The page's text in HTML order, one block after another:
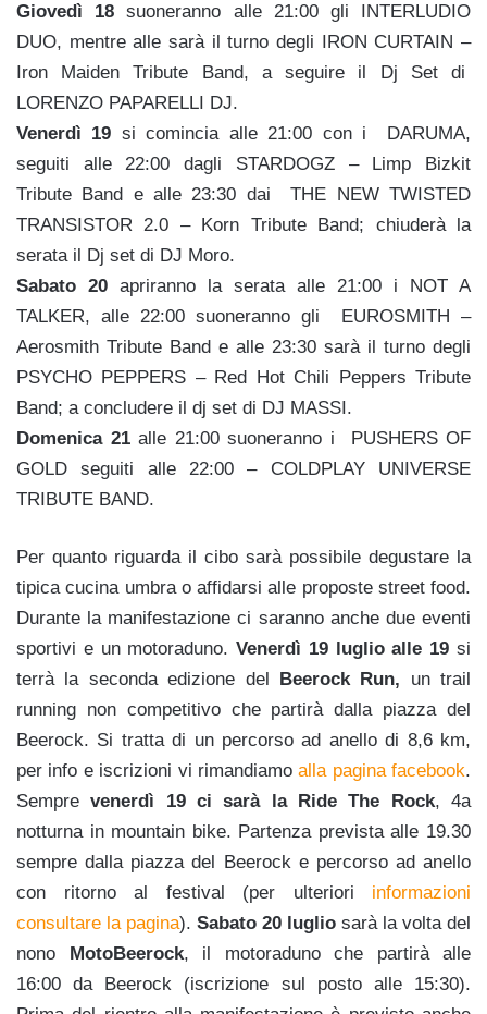
Giovedì 18 suoneranno alle 21:00 gli INTERLUDIO
DUO, mentre alle sarà il turno degli IRON CURTAIN –
Iron Maiden Tribute Band, a seguire il Dj Set di
LORENZO PAPARELLI DJ.
Venerdì 19 si comincia alle 21:00 con i DARUMA,
seguiti alle 22:00 dagli STARDOGZ – Limp Bizkit
Tribute Band e alle 23:30 dai THE NEW TWISTED
TRANSISTOR 2.0 – Korn Tribute Band; chiuderà la
serata il Dj set di DJ Moro.
Sabato 20 apriranno la serata alle 21:00 i NOT A
TALKER, alle 22:00 suoneranno gli EUROSMITH –
Aerosmith Tribute Band e alle 23:30 sarà il turno degli
PSYCHO PEPPERS – Red Hot Chili Peppers Tribute
Band; a concludere il dj set di DJ MASSI.
Domenica 21alle 21:00 suoneranno i PUSHERS OF
GOLD seguiti alle 22:00 – COLDPLAY UNIVERSE
TRIBUTE BAND.
Per quanto riguarda il cibo sarà possibile degustare la
tipica cucina umbra o affidarsi alle proposte street food.
Durante la manifestazione ci saranno anche due eventi
sportivi e un motoraduno.Venerdì 19 luglio alle 19 si
terrà la seconda edizione del Beerock Run, un trail
running non competitivo che partirà dalla piazza del
Beerock. Si tratta di un percorso ad anello di 8,6 km,
per info e iscrizioni vi rimandiamoalla pagina facebook.
Semprevenerdì 19 ci sarà la Ride The Rock, 4a
notturna in mountain bike. Partenza prevista alle 19.30
sempre dalla piazza del Beerock e percorso ad anello
con ritorno al festival (per ulteriori informazioni
consultare la pagina). Sabato 20 luglio sarà la volta del
nono MotoBeerock, il motoraduno che partirà alle
16:00 da Beerock (iscrizione sul posto alle 15:30).